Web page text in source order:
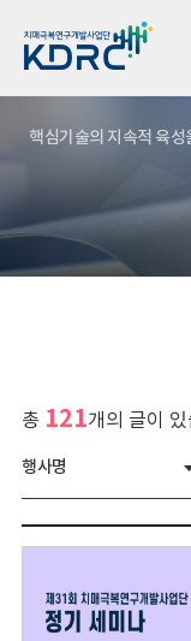
핵심기술의 지속적 육성
총 121개의 글이